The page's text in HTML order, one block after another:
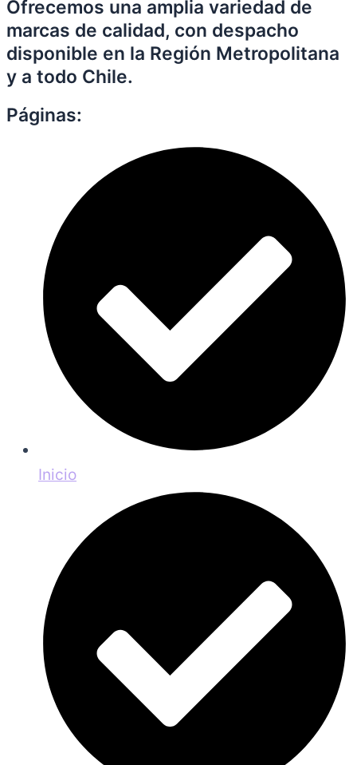
Ofrecemos una amplia variedad de
marcas de calidad, con despacho
disponible en la Región Metropolitana
y a todo Chile.
Páginas:
Inicio